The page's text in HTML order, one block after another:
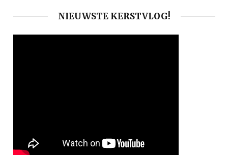
NIEUWSTE KERSTVLOG!